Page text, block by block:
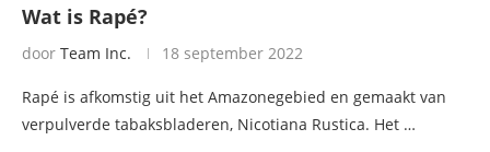
Wat is Rapé?
door Team Inc. 18 september 2022
Rapé is afkomstig uit het Amazonegebied en gemaakt van
verpulverde tabaksbladeren, Nicotiana Rustica. Het …